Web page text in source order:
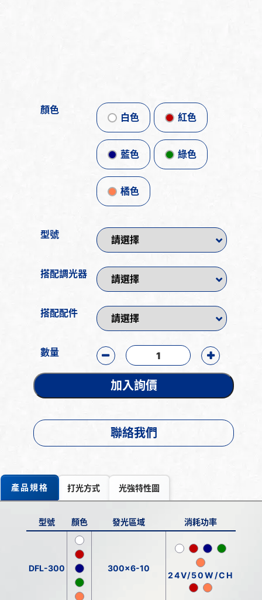
顏色
白色 紅色
藍色 綠色
橘色
型號
搭配調光器
搭配配件
數量
加入詢價
聯絡我們
產品規格 打光方式 光強特性圖
型號 顏色 發光區域 消耗功率
DFL-300 300x6-10
24V/50W/CH